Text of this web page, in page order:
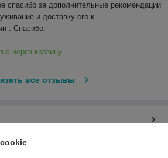
спасибо за дополнительные рекомендации
и доставку его к
. Спасибо.
через корзину
все отзывы